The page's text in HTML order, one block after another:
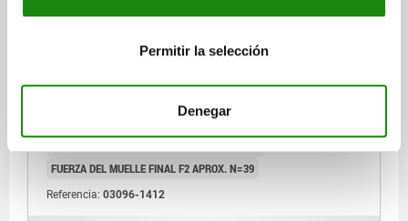
Permitir la selección
Denegar
ENDURECIDO
MATERIAL DEL CUERPO DE BASE=ACERO ROSCA=M20X1,5
LONGITUD=66 FORMA=J
SUPERFICIE CUERPO DE BASE=ENDURECIDO
F X 30°=2,8
FUERZA DEL MUELLE FINAL F2 APROX. N=39
Referencia: 03096-1412